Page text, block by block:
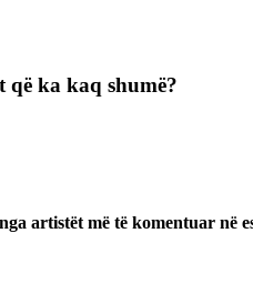
që ka kaq shumë?
artistët më të komentuar